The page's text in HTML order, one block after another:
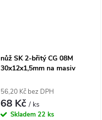
nůž SK 2-břitý CG 08M
30x12x1,5mm na masiv
56,20 Kč bez DPH
68 Kč/ ks
Skladem 22 ks